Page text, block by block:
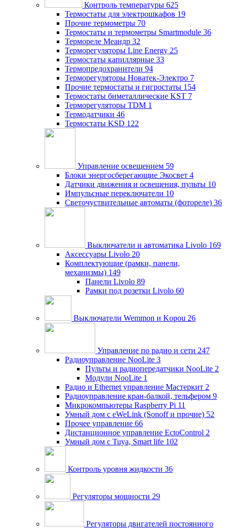
Контроль температуры 625
Термостаты для электрошкафов 19
Прочие термометры 70
Термостаты и термометры Smartmodule 36
Термореле Меандр 32
Терморегуляторы Line Energy 25
Термостаты капиллярные 33
Термопредохранители 94
Терморегуляторы Новатек-Электро 7
Прочие термостаты и гигростаты 154
Термостаты биметаллические KST 7
Терморегуляторы TDM 1
Термодатчики 46
Термостаты KSD 122
Управление освещением 59
Блоки энергосберегающие Экосвет 4
Датчики движения и освещения, пульты 10
Импульсные переключатели 10
Светочуствительные автоматы (фотореле) 36
Выключатели и автоматика Livolo 169
Аксессуары Livolo 20
Комплектующие (рамки, панели,
механизмы) 149
Панели Livolo 89
Рамки под розетки Livolo 60
Выключатели Wemmon и Kopou 26
Управление по радио и сети 247
Радиоуправление NooLite 3
Пульты и радиопередатчики NooLite 2
Модули NooLite 1
Радио и Ethernet управление Мастеркит 2
Радиоуправление кран-балкой, тельфером 9
Микрокомпьютеры Raspberry Pi 11
Умный дом c eWeLink (Sonoff и прочие) 52
Прочее управление 66
Дистанционное управление EctoControl 2
Умный дом с Tuya, Smart life 102
Контроль уровня жидкости 36
Регуляторы мощности 29
Регуляторы двигателей постоянного